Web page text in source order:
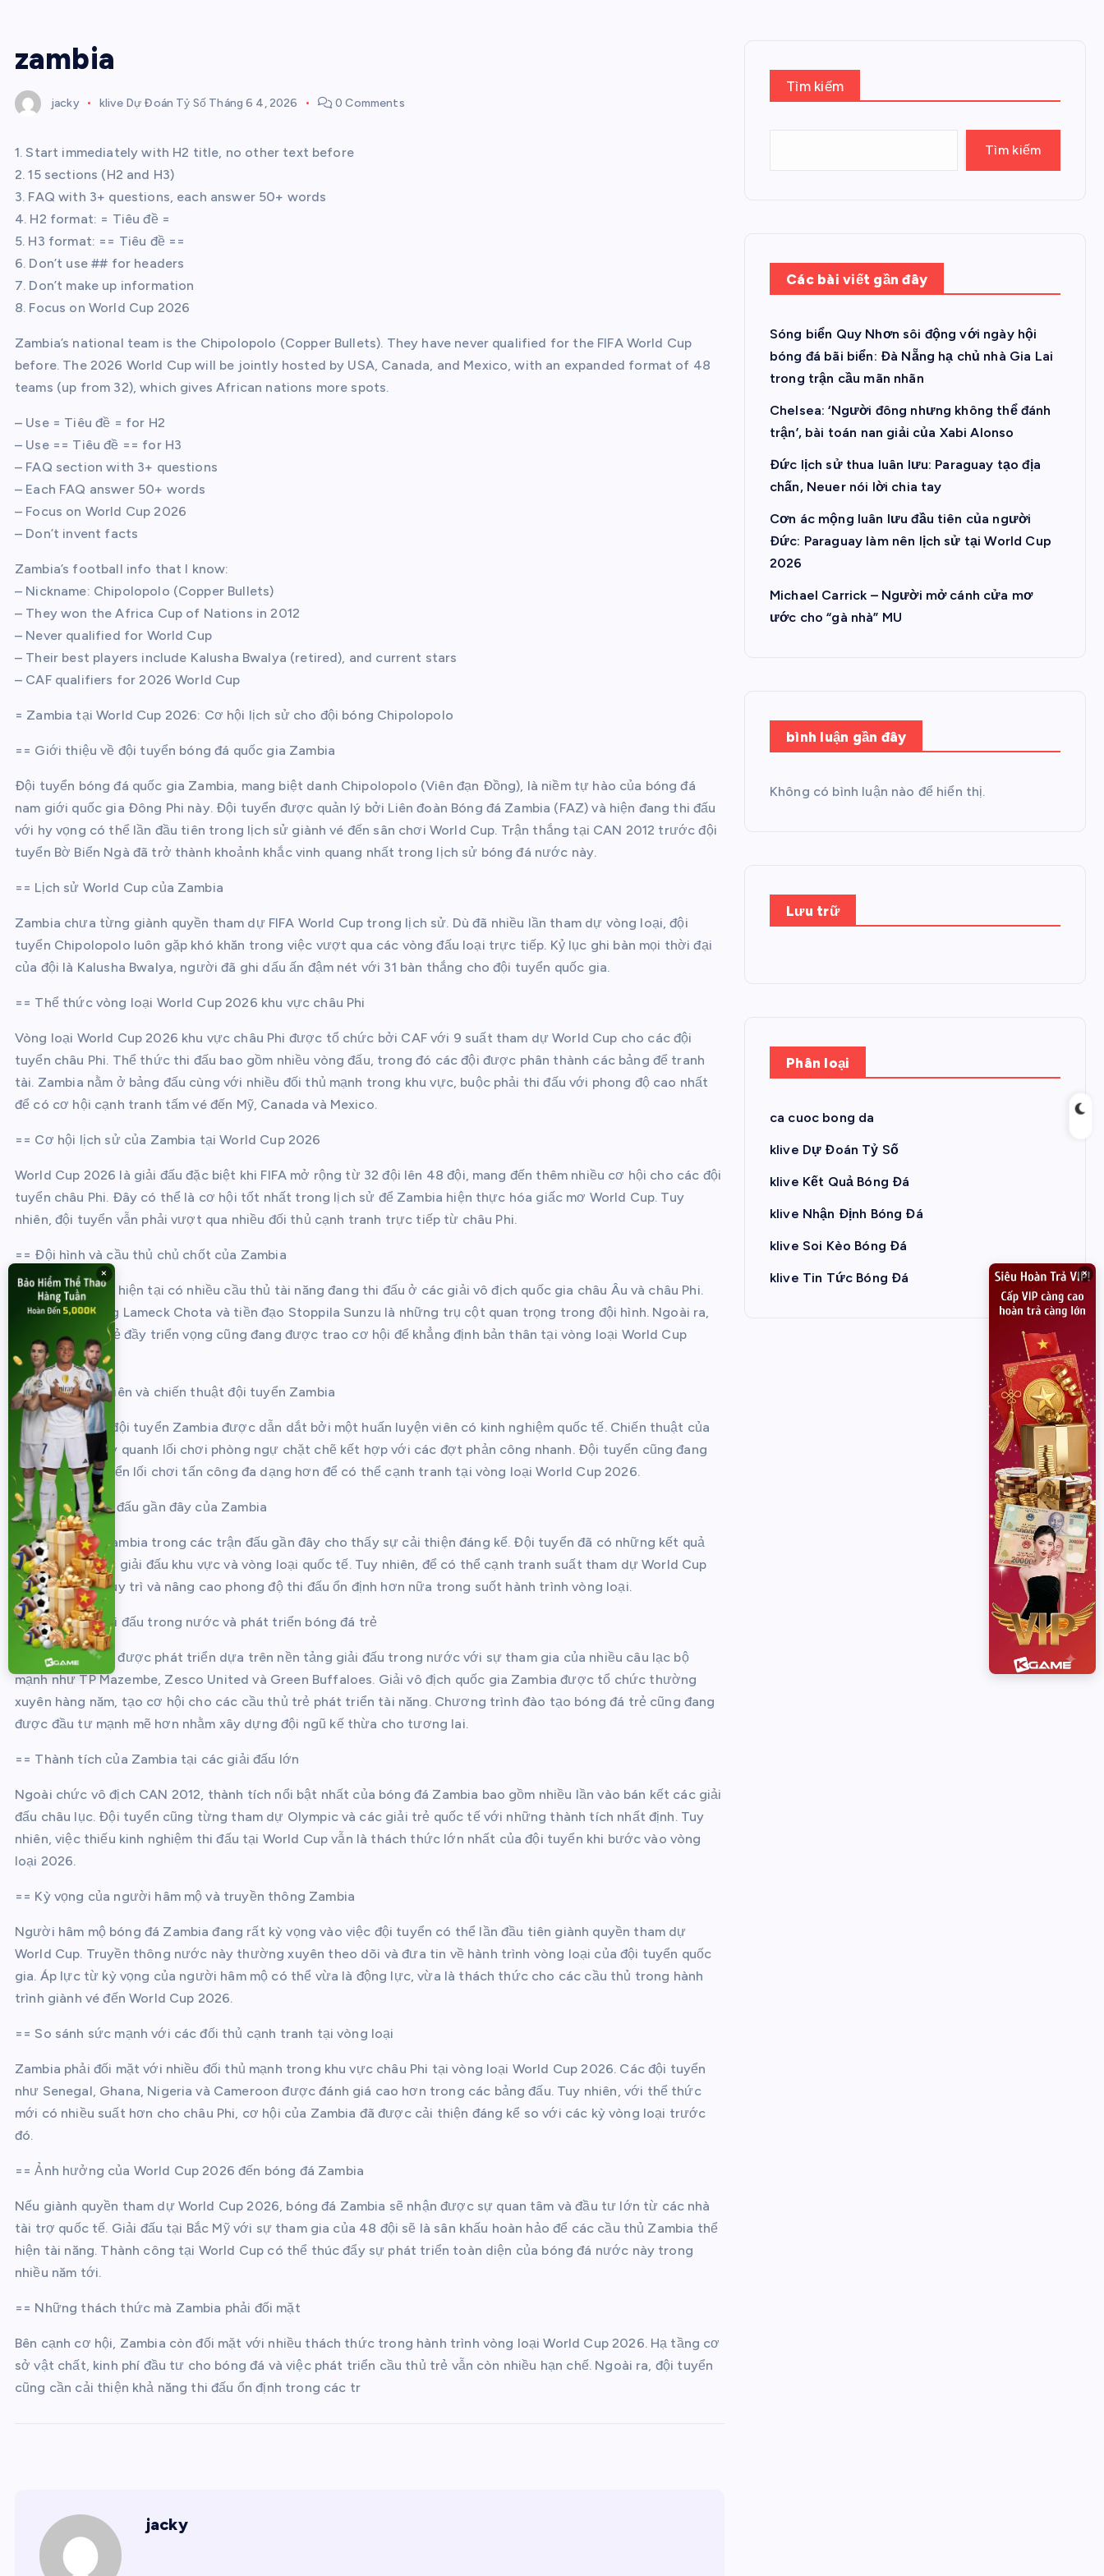
zambia
jacky klive Dự Đoán Tỷ Số Tháng 6 4, 2026 0 Comments
1. Start immediately with H2 title, no other text before
2. 15 sections (H2 and H3)
3. FAQ with 3+ questions, each answer 50+ words
4. H2 format: = Tiêu đề =
5. H3 format: == Tiêu đề ==
6. Don’t use ## for headers
7. Don’t make up information
8. Focus on World Cup 2026
Zambia’s national team is the Chipolopolo (Copper Bullets). They have never qualified for the FIFA World Cup
before. The 2026 World Cup will be jointly hosted by USA, Canada, and Mexico, with an expanded format of 48
teams (up from 32), which gives African nations more spots.
– Use = Tiêu đề = for H2
– Use == Tiêu đề == for H3
– FAQ section with 3+ questions
– Each FAQ answer 50+ words
– Focus on World Cup 2026
– Don’t invent facts
Zambia’s football info that I know:
– Nickname: Chipolopolo (Copper Bullets)
– They won the Africa Cup of Nations in 2012
– Never qualified for World Cup
– Their best players include Kalusha Bwalya (retired), and current stars
– CAF qualifiers for 2026 World Cup
= Zambia tại World Cup 2026: Cơ hội lịch sử cho đội bóng Chipolopolo
== Giới thiệu về đội tuyển bóng đá quốc gia Zambia
Đội tuyển bóng đá quốc gia Zambia, mang biệt danh Chipolopolo (Viên đạn Đồng), là niềm tự hào của bóng đá
nam giới quốc gia Đông Phi này. Đội tuyển được quản lý bởi Liên đoàn Bóng đá Zambia (FAZ) và hiện đang thi đấu
với hy vọng có thể lần đầu tiên trong lịch sử giành vé đến sân chơi World Cup. Trận thắng tại CAN 2012 trước đội
tuyển Bờ Biển Ngà đã trở thành khoảnh khắc vinh quang nhất trong lịch sử bóng đá nước này.
== Lịch sử World Cup của Zambia
Zambia chưa từng giành quyền tham dự FIFA World Cup trong lịch sử. Dù đã nhiều lần tham dự vòng loại, đội
tuyển Chipolopolo luôn gặp khó khăn trong việc vượt qua các vòng đấu loại trực tiếp. Kỷ lục ghi bàn mọi thời đại
của đội là Kalusha Bwalya, người đã ghi dấu ấn đậm nét với 31 bàn thắng cho đội tuyển quốc gia.
== Thể thức vòng loại World Cup 2026 khu vực châu Phi
Vòng loại World Cup 2026 khu vực châu Phi được tổ chức bởi CAF với 9 suất tham dự World Cup cho các đội
tuyển châu Phi. Thể thức thi đấu bao gồm nhiều vòng đấu, trong đó các đội được phân thành các bảng để tranh
tài. Zambia nằm ở bảng đấu cùng với nhiều đối thủ mạnh trong khu vực, buộc phải thi đấu với phong độ cao nhất
để có cơ hội cạnh tranh tấm vé đến Mỹ, Canada và Mexico.
== Cơ hội lịch sử của Zambia tại World Cup 2026
World Cup 2026 là giải đấu đặc biệt khi FIFA mở rộng từ 32 đội lên 48 đội, mang đến thêm nhiều cơ hội cho các đội
tuyển châu Phi. Đây có thể là cơ hội tốt nhất trong lịch sử để Zambia hiện thực hóa giấc mơ World Cup. Tuy
nhiên, đội tuyển vẫn phải vượt qua nhiều đối thủ cạnh tranh trực tiếp từ châu Phi.
== Đội hình và cầu thủ chủ chốt của Zambia
Đội hình Zambia hiện tại có nhiều cầu thủ tài năng đang thi đấu ở các giải vô địch quốc gia châu Âu và châu Phi.
Tiền vệ tấn công Lameck Chota và tiền đạo Stoppila Sunzu là những trụ cột quan trọng trong đội hình. Ngoài ra,
nhiều cầu thủ trẻ đầy triển vọng cũng đang được trao cơ hội để khẳng định bản thân tại vòng loại World Cup
2026.
== Huấn luyện viên và chiến thuật đội tuyển Zambia
Ban huấn luyện đội tuyển Zambia được dẫn dắt bởi một huấn luyện viên có kinh nghiệm quốc tế. Chiến thuật của
đội thường xoay quanh lối chơi phòng ngự chặt chẽ kết hợp với các đợt phản công nhanh. Đội tuyển cũng đang
cố gắng phát triển lối chơi tấn công đa dạng hơn để có thể cạnh tranh tại vòng loại World Cup 2026.
== Phong độ thi đấu gần đây của Zambia
Phong độ của Zambia trong các trận đấu gần đây cho thấy sự cải thiện đáng kể. Đội tuyển đã có những kết quả
khả quan tại các giải đấu khu vực và vòng loại quốc tế. Tuy nhiên, để có thể cạnh tranh suất tham dự World Cup
2026, đội cần duy trì và nâng cao phong độ thi đấu ổn định hơn nữa trong suốt hành trình vòng loại.
== Hệ thống giải đấu trong nước và phát triển bóng đá trẻ
Bóng đá Zambia được phát triển dựa trên nền tảng giải đấu trong nước với sự tham gia của nhiều câu lạc bộ
mạnh như TP Mazembe, Zesco United và Green Buffaloes. Giải vô địch quốc gia Zambia được tổ chức thường
xuyên hàng năm, tạo cơ hội cho các cầu thủ trẻ phát triển tài năng. Chương trình đào tạo bóng đá trẻ cũng đang
được đầu tư mạnh mẽ hơn nhằm xây dựng đội ngũ kế thừa cho tương lai.
== Thành tích của Zambia tại các giải đấu lớn
Ngoài chức vô địch CAN 2012, thành tích nổi bật nhất của bóng đá Zambia bao gồm nhiều lần vào bán kết các giải
đấu châu lục. Đội tuyển cũng từng tham dự Olympic và các giải trẻ quốc tế với những thành tích nhất định. Tuy
nhiên, việc thiếu kinh nghiệm thi đấu tại World Cup vẫn là thách thức lớn nhất của đội tuyển khi bước vào vòng
loại 2026.
== Kỳ vọng của người hâm mộ và truyền thông Zambia
Người hâm mộ bóng đá Zambia đang rất kỳ vọng vào việc đội tuyển có thể lần đầu tiên giành quyền tham dự
World Cup. Truyền thông nước này thường xuyên theo dõi và đưa tin về hành trình vòng loại của đội tuyển quốc
gia. Áp lực từ kỳ vọng của người hâm mộ có thể vừa là động lực, vừa là thách thức cho các cầu thủ trong hành
trình giành vé đến World Cup 2026.
== So sánh sức mạnh với các đối thủ cạnh tranh tại vòng loại
Zambia phải đối mặt với nhiều đối thủ mạnh trong khu vực châu Phi tại vòng loại World Cup 2026. Các đội tuyển
như Senegal, Ghana, Nigeria và Cameroon được đánh giá cao hơn trong các bảng đấu. Tuy nhiên, với thể thức
mới có nhiều suất hơn cho châu Phi, cơ hội của Zambia đã được cải thiện đáng kể so với các kỳ vòng loại trước
đó.
== Ảnh hưởng của World Cup 2026 đến bóng đá Zambia
Nếu giành quyền tham dự World Cup 2026, bóng đá Zambia sẽ nhận được sự quan tâm và đầu tư lớn từ các nhà
tài trợ quốc tế. Giải đấu tại Bắc Mỹ với sự tham gia của 48 đội sẽ là sân khấu hoàn hảo để các cầu thủ Zambia thể
hiện tài năng. Thành công tại World Cup có thể thúc đẩy sự phát triển toàn diện của bóng đá nước này trong
nhiều năm tới.
== Những thách thức mà Zambia phải đối mặt
Bên cạnh cơ hội, Zambia còn đối mặt với nhiều thách thức trong hành trình vòng loại World Cup 2026. Hạ tầng cơ
sở vật chất, kinh phí đầu tư cho bóng đá và việc phát triển cầu thủ trẻ vẫn còn nhiều hạn chế. Ngoài ra, đội tuyển
cũng cần cải thiện khả năng thi đấu ổn định trong các tr
jacky
Tìm kiếm
Tìm kiếm
Các bài viết gần đây
Sóng biển Quy Nhơn sôi động với ngày hội
bóng đá bãi biển: Đà Nẵng hạ chủ nhà Gia Lai
trong trận cầu mãn nhãn
Chelsea: ‘Người đông nhưng không thể đánh
trận’, bài toán nan giải của Xabi Alonso
Đức lịch sử thua luân lưu: Paraguay tạo địa
chấn, Neuer nói lời chia tay
Cơn ác mộng luân lưu đầu tiên của người
Đức: Paraguay làm nên lịch sử tại World Cup
2026
Michael Carrick – Người mở cánh cửa mơ
ước cho “gà nhà” MU
bình luận gần đây
Không có bình luận nào để hiển thị.
Lưu trữ
Phân loại
ca cuoc bong da
klive Dự Đoán Tỷ Số
klive Kết Quả Bóng Đá
klive Nhận Định Bóng Đá
klive Soi Kèo Bóng Đá
klive Tin Tức Bóng Đá
× ×